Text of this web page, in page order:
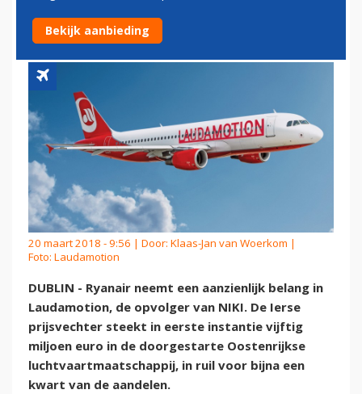
LAUDAMOTION
20 maart 2018 - 9:56 | Door: Klaas-Jan van Woerkom |
Foto: Laudamotion
DUBLIN - Ryanair neemt een aanzienlijk belang in
Laudamotion, de opvolger van NIKI. De Ierse
prijsvechter steekt in eerste instantie vijftig
miljoen euro in de doorgestarte Oostenrijkse
luchtvaartmaatschappij, in ruil voor bijna een
kwart van de aandelen.
Bekijk aanbieding